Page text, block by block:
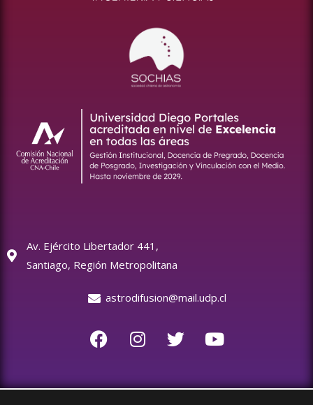
Av. Ejército Libertador 441,
Santiago, Región Metropolitana
astrodifusion@mail.udp.cl